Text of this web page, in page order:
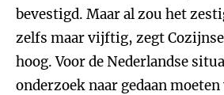
bevestigd. Maar al zou het
zelfs maar vijftig, zegt
hoog. Voor de Nederlandse
onderzoek naar gedaan